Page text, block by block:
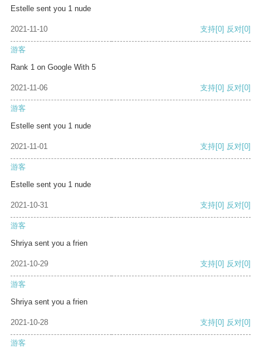
Estelle sent you 1 nude
2021-11-10 支持[0] 反对[0]
游客
Rank 1 on Google With 5
2021-11-06 支持[0] 反对[0]
游客
Estelle sent you 1 nude
2021-11-01 支持[0] 反对[0]
游客
Estelle sent you 1 nude
2021-10-31 支持[0] 反对[0]
游客
Shriya sent you a frien
2021-10-29 支持[0] 反对[0]
游客
Shriya sent you a frien
2021-10-28 支持[0] 反对[0]
游客